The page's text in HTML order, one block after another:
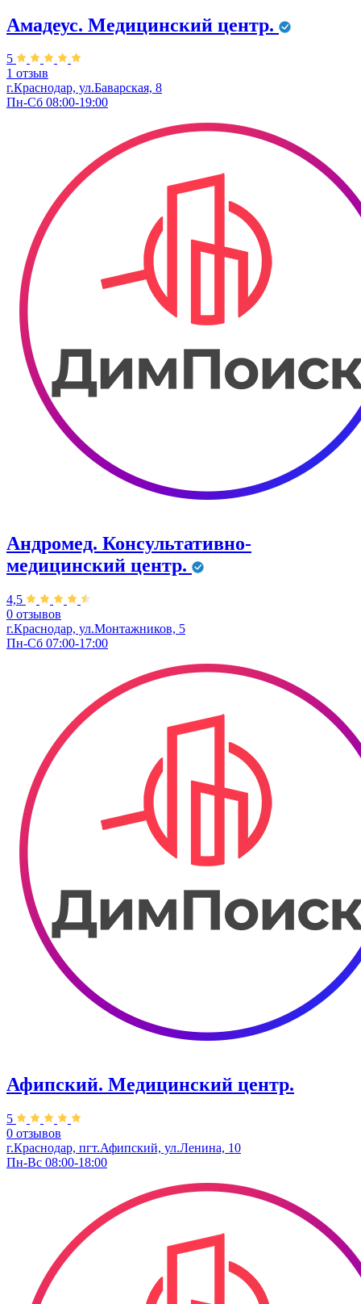
Амадеус. Медицинский центр.
5
1 отзыв
г.Краснодар, ул.Баварская, 8
Пн-Сб 08:00-19:00
Андромед. Консультативно-
медицинский центр.
4,5
0 отзывов
г.Краснодар, ул.Монтажников, 5
Пн-Сб 07:00-17:00
Афипский. Медицинский центр.
5
0 отзывов
г.Краснодар, пгт.Афипский, ул.Ленина, 10
Пн-Вс 08:00-18:00